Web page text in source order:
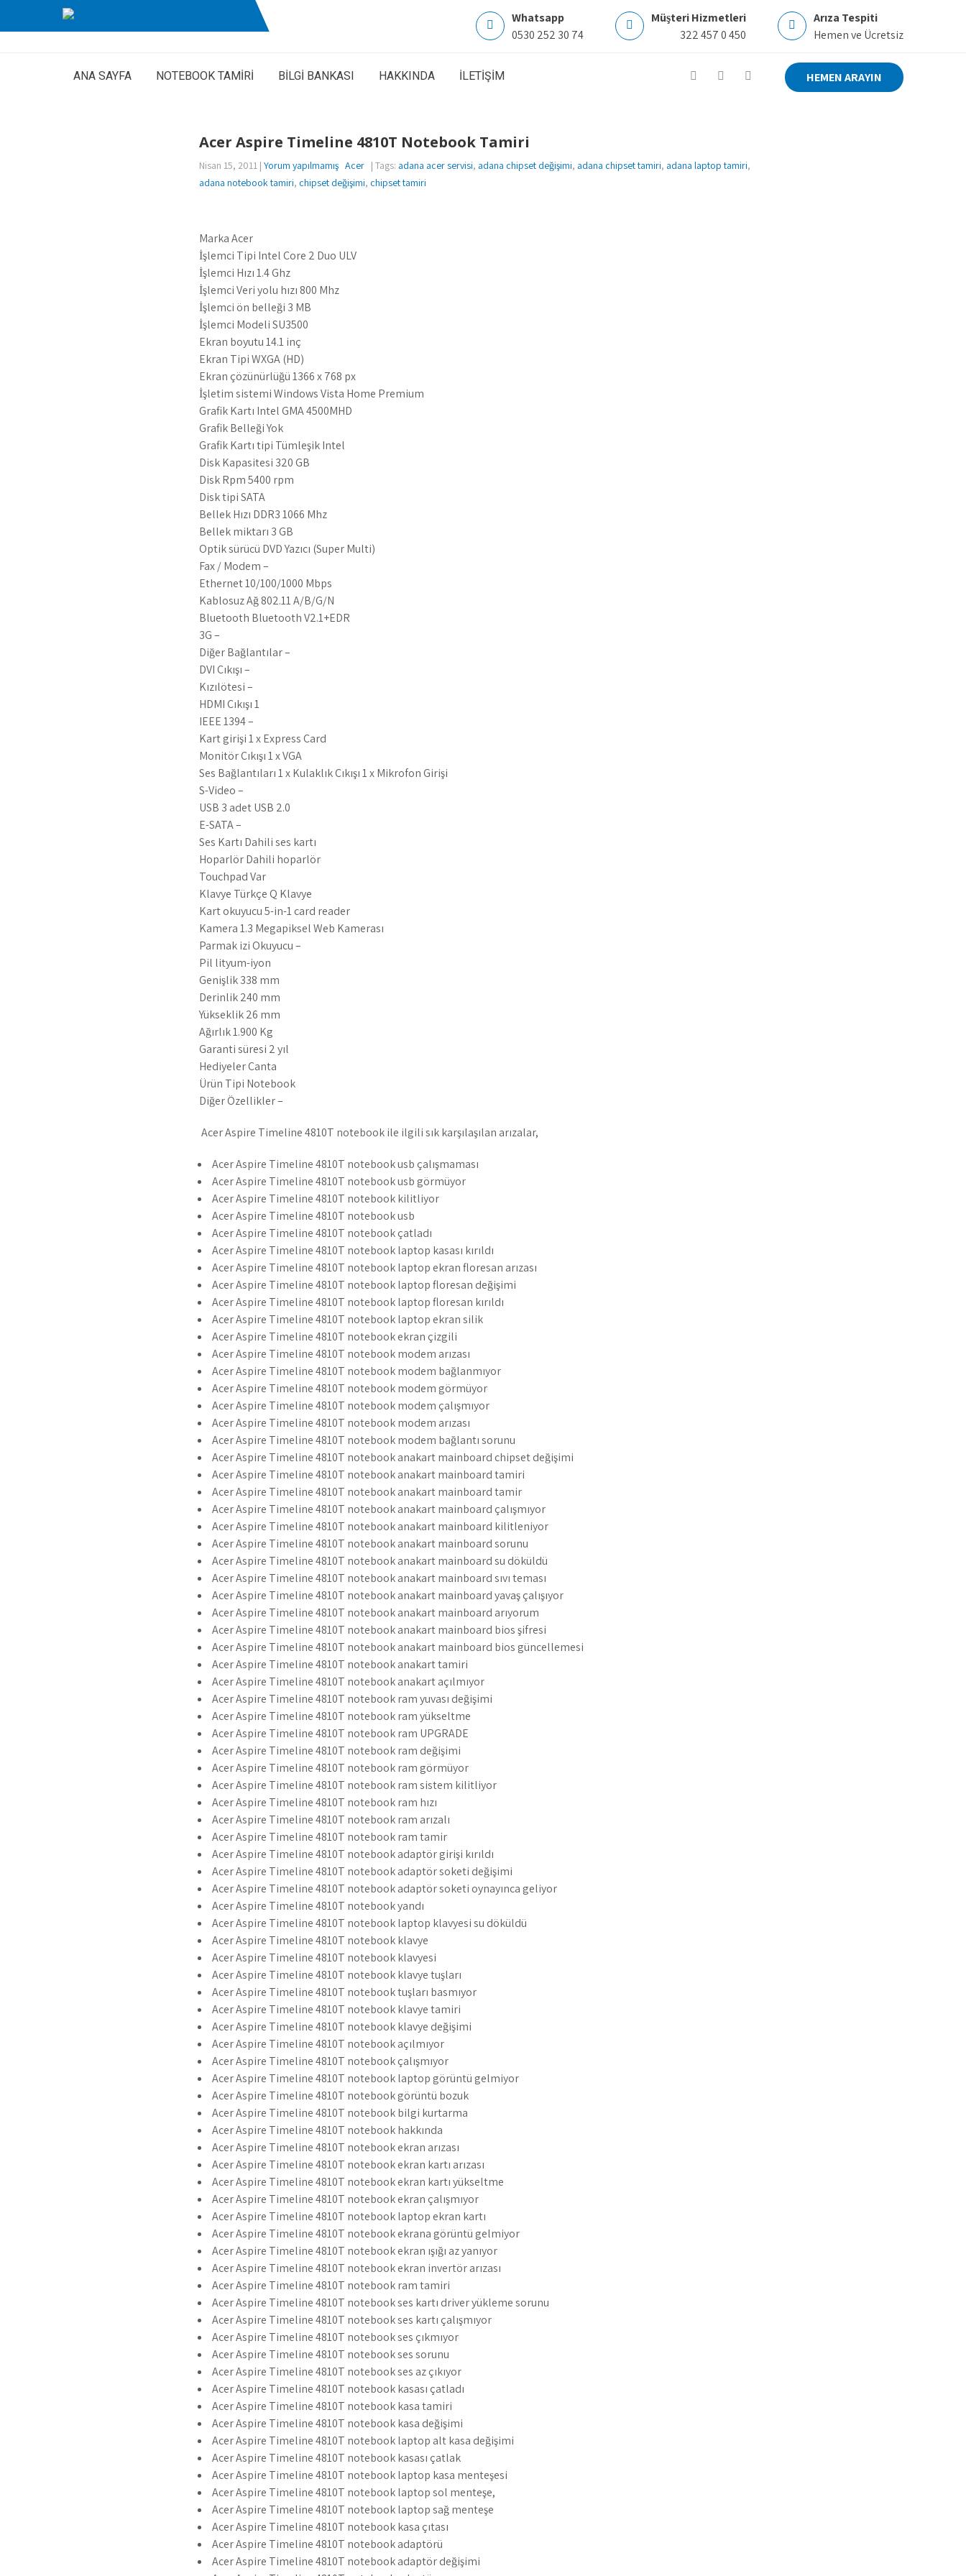
Whatsapp
0530 252 30 74
Müşteri Hizmetleri
322 457 0 450
Arıza Tespiti
Hemen ve Ücretsiz
ANA SAYFA NOTEBOOK TAMİRİ BİLGİ BANKASI HAKKINDA İLETİŞİM HEMEN ARAYIN
Acer Aspire Timeline 4810T Notebook Tamiri
Nisan 15, 2011 | Yorum yapılmamış Acer | Tags: adana acer servisi, adana chipset değişimi, adana chipset tamiri, adana laptop tamiri,
adana notebook tamiri, chipset değişimi, chipset tamiri
Marka Acer
İşlemci Tipi Intel Core 2 Duo ULV
İşlemci Hızı 1.4 Ghz
İşlemci Veri yolu hızı 800 Mhz
İşlemci ön belleği 3 MB
İşlemci Modeli SU3500
Ekran boyutu 14.1 inç
Ekran Tipi WXGA (HD)
Ekran çözünürlüğü 1366 x 768 px
İşletim sistemi Windows Vista Home Premium
Grafik Kartı Intel GMA 4500MHD
Grafik Belleği Yok
Grafik Kartı tipi Tümleşik Intel
Disk Kapasitesi 320 GB
Disk Rpm 5400 rpm
Disk tipi SATA
Bellek Hızı DDR3 1066 Mhz
Bellek miktarı 3 GB
Optik sürücü DVD Yazıcı (Super Multi)
Fax / Modem –
Ethernet 10/100/1000 Mbps
Kablosuz Ağ 802.11 A/B/G/N
Bluetooth Bluetooth V2.1+EDR
3G –
Diğer Bağlantılar –
DVI Çıkışı –
Kızılötesi –
HDMI Çıkışı 1
IEEE 1394 –
Kart girişi 1 x Express Card
Monitör Çıkışı 1 x VGA
Ses Bağlantıları 1 x Kulaklık Çıkışı 1 x Mikrofon Girişi
S-Video –
USB 3 adet USB 2.0
E-SATA –
Ses Kartı Dahili ses kartı
Hoparlör Dahili hoparlör
Touchpad Var
Klavye Türkçe Q Klavye
Kart okuyucu 5-in-1 card reader
Kamera 1.3 Megapiksel Web Kamerası
Parmak izi Okuyucu –
Pil lityum-iyon
Genişlik 338 mm
Derinlik 240 mm
Yükseklik 26 mm
Ağırlık 1.900 Kg
Garanti süresi 2 yıl
Hediyeler Çanta
Ürün Tipi Notebook
Diğer Özellikler –
Acer Aspire Timeline 4810T notebook ile ilgili sık karşılaşılan arızalar,
Acer Aspire Timeline 4810T notebook usb çalışmaması
Acer Aspire Timeline 4810T notebook usb görmüyor
Acer Aspire Timeline 4810T notebook kilitliyor
Acer Aspire Timeline 4810T notebook usb
Acer Aspire Timeline 4810T notebook çatladı
Acer Aspire Timeline 4810T notebook laptop kasası kırıldı
Acer Aspire Timeline 4810T notebook laptop ekran floresan arızası
Acer Aspire Timeline 4810T notebook laptop floresan değişimi
Acer Aspire Timeline 4810T notebook laptop floresan kırıldı
Acer Aspire Timeline 4810T notebook laptop ekran silik
Acer Aspire Timeline 4810T notebook ekran çizgili
Acer Aspire Timeline 4810T notebook modem arızası
Acer Aspire Timeline 4810T notebook modem bağlanmıyor
Acer Aspire Timeline 4810T notebook modem görmüyor
Acer Aspire Timeline 4810T notebook modem çalışmıyor
Acer Aspire Timeline 4810T notebook modem arızası
Acer Aspire Timeline 4810T notebook modem bağlantı sorunu
Acer Aspire Timeline 4810T notebook anakart mainboard chipset değişimi
Acer Aspire Timeline 4810T notebook anakart mainboard tamiri
Acer Aspire Timeline 4810T notebook anakart mainboard tamir
Acer Aspire Timeline 4810T notebook anakart mainboard çalışmıyor
Acer Aspire Timeline 4810T notebook anakart mainboard kilitleniyor
Acer Aspire Timeline 4810T notebook anakart mainboard sorunu
Acer Aspire Timeline 4810T notebook anakart mainboard su döküldü
Acer Aspire Timeline 4810T notebook anakart mainboard sıvı teması
Acer Aspire Timeline 4810T notebook anakart mainboard yavaş çalışıyor
Acer Aspire Timeline 4810T notebook anakart mainboard arıyorum
Acer Aspire Timeline 4810T notebook anakart mainboard bios şifresi
Acer Aspire Timeline 4810T notebook anakart mainboard bios güncellemesi
Acer Aspire Timeline 4810T notebook anakart tamiri
Acer Aspire Timeline 4810T notebook anakart açılmıyor
Acer Aspire Timeline 4810T notebook ram yuvası değişimi
Acer Aspire Timeline 4810T notebook ram yükseltme
Acer Aspire Timeline 4810T notebook ram UPGRADE
Acer Aspire Timeline 4810T notebook ram değişimi
Acer Aspire Timeline 4810T notebook ram görmüyor
Acer Aspire Timeline 4810T notebook ram sistem kilitliyor
Acer Aspire Timeline 4810T notebook ram hızı
Acer Aspire Timeline 4810T notebook ram arızalı
Acer Aspire Timeline 4810T notebook ram tamir
Acer Aspire Timeline 4810T notebook adaptör girişi kırıldı
Acer Aspire Timeline 4810T notebook adaptör soketi değişimi
Acer Aspire Timeline 4810T notebook adaptör soketi oynayınca geliyor
Acer Aspire Timeline 4810T notebook yandı
Acer Aspire Timeline 4810T notebook laptop klavyesi su döküldü
Acer Aspire Timeline 4810T notebook klavye
Acer Aspire Timeline 4810T notebook klavyesi
Acer Aspire Timeline 4810T notebook klavye tuşları
Acer Aspire Timeline 4810T notebook tuşları basmıyor
Acer Aspire Timeline 4810T notebook klavye tamiri
Acer Aspire Timeline 4810T notebook klavye değişimi
Acer Aspire Timeline 4810T notebook açılmıyor
Acer Aspire Timeline 4810T notebook çalışmıyor
Acer Aspire Timeline 4810T notebook laptop görüntü gelmiyor
Acer Aspire Timeline 4810T notebook görüntü bozuk
Acer Aspire Timeline 4810T notebook bilgi kurtarma
Acer Aspire Timeline 4810T notebook hakkında
Acer Aspire Timeline 4810T notebook ekran arızası
Acer Aspire Timeline 4810T notebook ekran kartı arızası
Acer Aspire Timeline 4810T notebook ekran kartı yükseltme
Acer Aspire Timeline 4810T notebook ekran çalışmıyor
Acer Aspire Timeline 4810T notebook laptop ekran kartı
Acer Aspire Timeline 4810T notebook ekrana görüntü gelmiyor
Acer Aspire Timeline 4810T notebook ekran ışığı az yanıyor
Acer Aspire Timeline 4810T notebook ekran invertör arızası
Acer Aspire Timeline 4810T notebook ram tamiri
Acer Aspire Timeline 4810T notebook ses kartı driver yükleme sorunu
Acer Aspire Timeline 4810T notebook ses kartı çalışmıyor
Acer Aspire Timeline 4810T notebook ses çıkmıyor
Acer Aspire Timeline 4810T notebook ses sorunu
Acer Aspire Timeline 4810T notebook ses az çıkıyor
Acer Aspire Timeline 4810T notebook kasası çatladı
Acer Aspire Timeline 4810T notebook kasa tamiri
Acer Aspire Timeline 4810T notebook kasa değişimi
Acer Aspire Timeline 4810T notebook laptop alt kasa değişimi
Acer Aspire Timeline 4810T notebook kasası çatlak
Acer Aspire Timeline 4810T notebook laptop kasa menteşesi
Acer Aspire Timeline 4810T notebook laptop sol menteşe,
Acer Aspire Timeline 4810T notebook laptop sağ menteşe
Acer Aspire Timeline 4810T notebook kasa çıtası
Acer Aspire Timeline 4810T notebook adaptörü
Acer Aspire Timeline 4810T notebook adaptör değişimi